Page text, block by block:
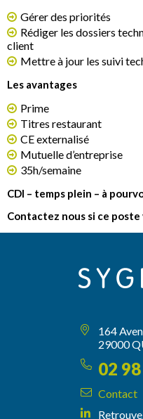
Gérer des priorités
Rédiger les dossiers
client
Mettre à jour les suivi
Les avantages
Prime
Titres restaurant
CE externalisé
Mutuelle d’entreprise
35h/semaine
CDI – temps plein – à
Contactez nous si ce
164
29000
02
Contact